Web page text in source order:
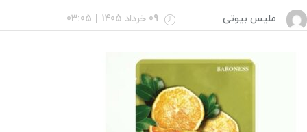
ملیس بیوتی 09 خرداد 1405 03:05